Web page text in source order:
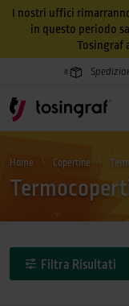
I nostri uffici
in questo periodo
Tosingraf
Home Copertine
Filtra Risultati